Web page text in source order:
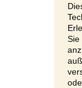
Sie